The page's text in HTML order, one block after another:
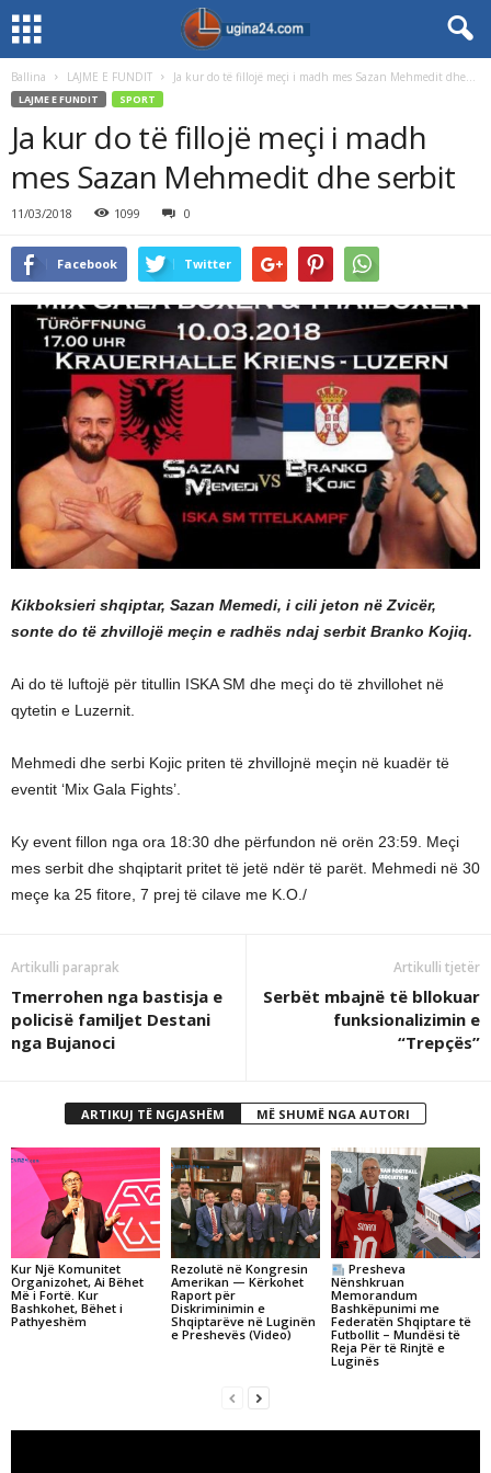
Ballina LAJME E FUNDIT Ja kur do të fillojë meçi i madh mes Sazan Mehmedit dhe...
LAJME E FUNDIT SPORT
Ja kur do të fillojë meçi i madh
mes Sazan Mehmedit dhe serbit
11/03/2018 1099 0
Facebook Twitter
Kikboksieri shqiptar, Sazan Memedi, i cili jeton në Zvicër,
sonte do të zhvillojë meçin e radhës ndaj serbit Branko Kojiq.
Ai do të luftojë për titullin ISKA SM dhe meçi do të zhvillohet në
qytetin e Luzernit.
Mehmedi dhe serbi Kojic priten të zhvillojnë meçin në kuadër të
eventit ‘Mix Gala Fights’.
Ky event fillon nga ora 18:30 dhe përfundon në orën 23:59. Meçi
mes serbit dhe shqiptarit pritet të jetë ndër të parët. Mehmedi në 30
meçe ka 25 fitore, 7 prej të cilave me K.O./
Artikulli paraprak
Tmerrohen nga bastisja e
policisë familjet Destani
nga Bujanoci
Artikulli tjetër
Serbët mbajnë të bllokuar
funksionalizimin e
“Trepçës”
ARTIKUJ TË NGJASHËM MË SHUMË NGA AUTORI
Kur Një Komunitet
Organizohet, Ai Bëhet
Më i Fortë. Kur
Bashkohet, Bëhet i
Pathyeshëm
Rezolutë në Kongresin
Amerikan — Kërkohet
Raport për
Diskriminimin e
Shqiptarëve në Luginën
e Preshevës (Video)
Presheva
Nënshkruan
Memorandum
Bashkëpunimi me
Federatën Shqiptare të
Futbollit – Mundësi të
Reja Për të Rinjtë e
Luginës